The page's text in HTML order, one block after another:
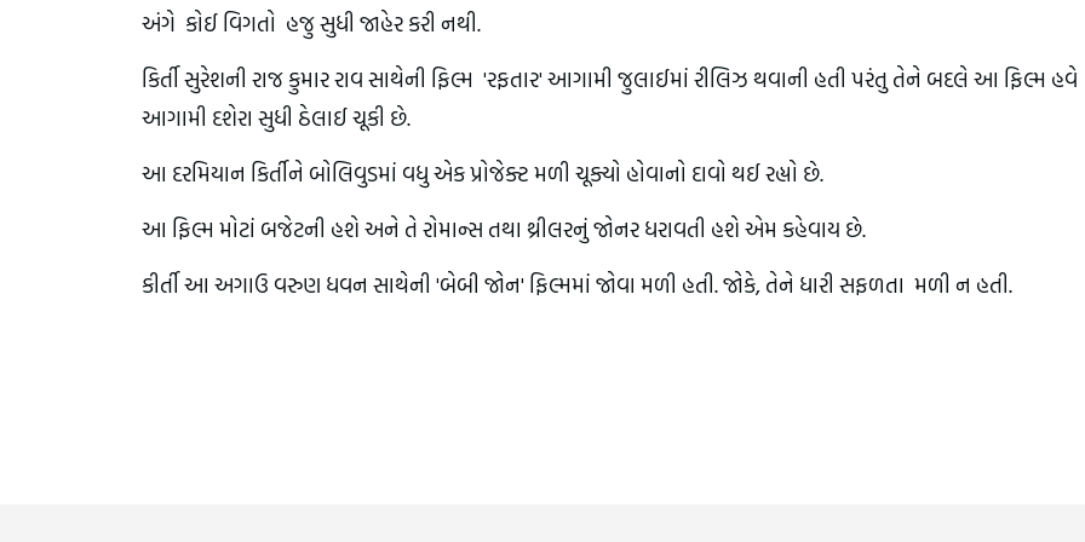
અંગે કોઈ વિગતો હજુ સુધી જાહેર કરી નથી.
કિર્તી સુરેશની રાજ કુમાર રાવ સાથેની ફિલ્મ 'રફતાર' આગામી જુલાઈમાં રીલિઝ થવાની હતી પરંતુ તેને બદલે આ ફિલ્મ હવે
આગામી દશેરા સુધી ઠેલાઈ ચૂકી છે.
આ દરમિયાન કિર્તીને બોલિવુડમાં વધુ એક પ્રોજેક્ટ મળી ચૂક્યો હોવાનો દાવો થઈ રહ્યો છે.
આ ફિલ્મ મોટાં બજેટની હશે અને તે રોમાન્સ તથા થ્રીલરનું જોનર ધરાવતી હશે એમ કહેવાય છે.
કીર્તી આ અગાઉ વરુણ ધવન સાથેની 'બેબી જોન' ફિલ્મમાં જોવા મળી હતી. જોકે, તેને ધારી સફળતા મળી ન હતી.